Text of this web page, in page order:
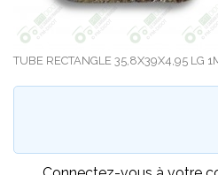
TUBE RECTANGLE 35,8X39X4,95 LG